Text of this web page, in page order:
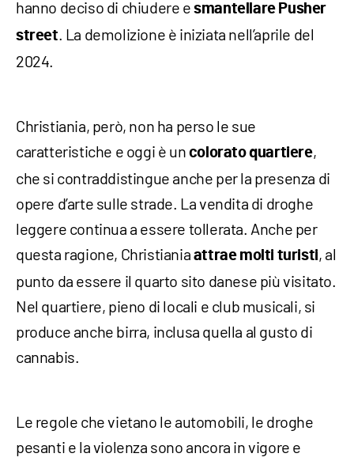
hanno deciso di chiudere esmantellare Pusher
street. La demolizione è iniziata nell’aprile del
2024.
Christiania, però, non ha perso le sue
caratteristiche e oggi è un colorato quartiere,
che si contraddistingue anche per la presenza di
opere d’arte sulle strade. La vendita di droghe
leggere continua a essere tollerata. Anche per
questa ragione, Christiania attrae molti turisti, al
punto da essere il quarto sito danese più visitato.
Nel quartiere, pieno di locali e club musicali, si
produce anche birra, inclusa quella al gusto di
cannabis.
Le regole che vietano le automobili, le droghe
pesanti e la violenza sono ancora in vigore e